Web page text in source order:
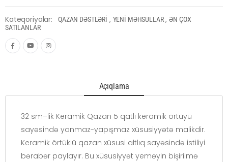
Kateqoriyalar: QAZAN DƏSTLƏRİ , YENİ MƏHSULLAR,ƏN ÇOX
SATILANLAR
Açıqlama
32 sm–lik Keramik Qazan 5 qatlı keramik örtüyü
sayəsində yanmaz-yapışmaz xüsusiyyətə malikdir.
Keramik örtüklü qazan xüsusi altlıq sayəsində istiliyi
bərabər paylayır. Bu xüsusiyyət yeməyin bişirilmə